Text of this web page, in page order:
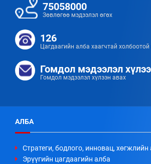
75058000
Зөвлөгөө мэдээлэл өгөх
126
Цагдаагийн алба хаагчтай
Гомдол мэдээлэл
Гомдол мэдээлэл хүлээн авах
АЛБА
Стратеги, бодлого, инновац, хөгжлийн
Эрүүгийн цагдаагийн алба